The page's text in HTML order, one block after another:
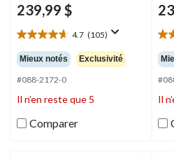
239,99 $
4.7 (105)
4.7
étoile(s)
sur
5.
105
évaluations
Mieux notés Exclusivité
#088-2172-0
Il n’en reste que 5
Comparer
4.8
sur
5.
178
Il